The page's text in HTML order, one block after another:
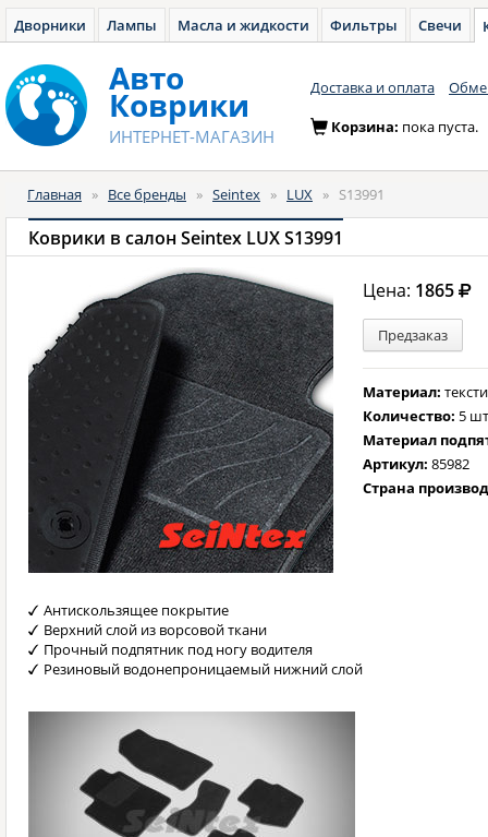
Дворники Лампы Масла и жидкости Фильтры Свечи
Авто
Коврики
ИНТЕРНЕТ-МАГАЗИН
Доставка и оплата
Корзина: пока пуста.
Главная » Все бренды » Seintex » LUX » S13991
Коврики в салон Seintex LUX S13991
Цена: 1865
Предзаказ
Материал:
Количество: 5
Материал
Артикул:85982
Страна
Антискользящее покрытие
Верхний слой из ворсовой ткани
Прочный подпятник под ногу водителя
Резиновый водонепроницаемый нижний слой